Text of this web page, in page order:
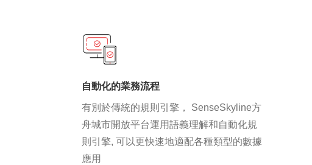
自動化的業務流程
有別於傳統的規則引擎， SenseSkyline方
舟城市開放平台運用語義理解和自動化規
則引擎, 可以更快速地適配各種類型的數據
應用